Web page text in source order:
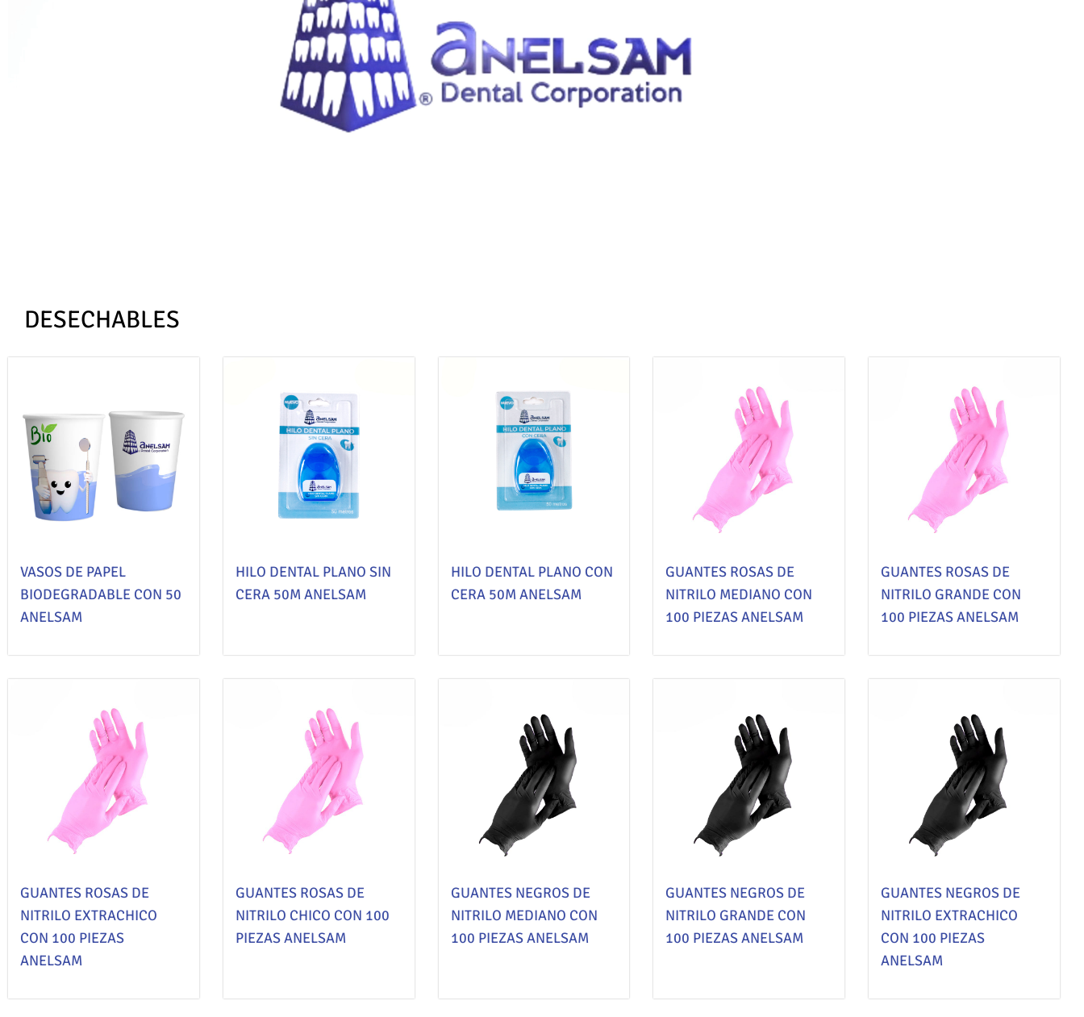
DESECHABLES
VASOS DE PAPEL
BIODEGRADABLE CON 50
ANELSAM
HILO DENTAL PLANO SIN
CERA 50M ANELSAM
HILO DENTAL PLANO CON
CERA 50M ANELSAM
GUANTES ROSAS DE
NITRILO MEDIANO CON
100 PIEZAS ANELSAM
GUANTES ROSAS DE
NITRILO GRANDE CON
100 PIEZAS ANELSAM
GUANTES ROSAS DE
NITRILO EXTRACHICO
CON 100 PIEZAS
ANELSAM
GUANTES ROSAS DE
NITRILO CHICO CON 100
PIEZAS ANELSAM
GUANTES NEGROS DE
NITRILO MEDIANO CON
100 PIEZAS ANELSAM
GUANTES NEGROS DE
NITRILO GRANDE CON
100 PIEZAS ANELSAM
GUANTES NEGROS DE
NITRILO EXTRACHICO
CON 100 PIEZAS
ANELSAM